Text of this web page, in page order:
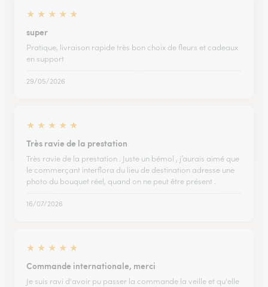
★ ★ ★ ★ ★
super
Pratique, livraison rapide très bon choix de fleurs et cadeaux
en support
29/05/2026
★ ★ ★ ★ ★
Très ravie de la prestation
Très ravie de la prestation . Juste un bémol , j’aurais aimé que
le commerçant interflora du lieu de destination adresse une
photo du bouquet réel, quand on ne peut être présent .
16/07/2026
★ ★ ★ ★ ★
Commande internationale, merci
Je suis ravi d'avoir pu passer la commande la veille et qu'elle